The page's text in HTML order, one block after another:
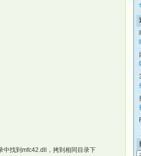
中找到mfc42.dll，拷到相同目录下